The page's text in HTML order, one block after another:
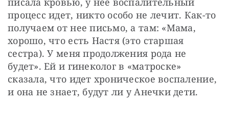
процесс идет, никто особо не лечит. Как-то
получаем от нее письмо, а там: «Мама,
хорошо, что есть Настя (это старшая
сестра). У меня продолжения рода не
будет». Ей и гинеколог в «матроске»
сказала, что идет хроническое воспаление,
и она не знает, будут ли у Анечки дети.